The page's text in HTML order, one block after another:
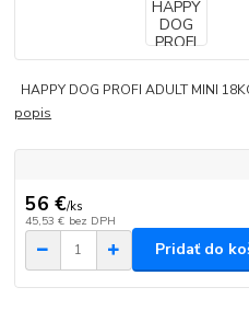
HAPPY DOG PROFI ADULT MINI
popis
56 €/ks
45,53 € bez DPH
Pridať do